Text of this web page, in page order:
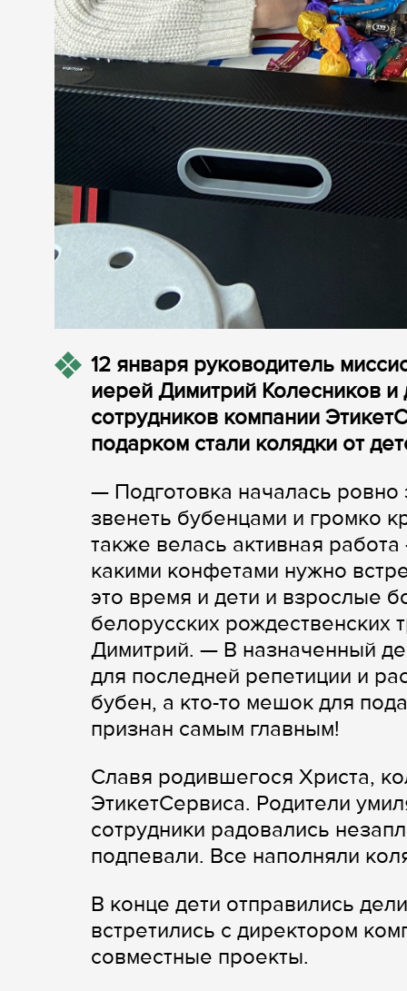
12 января руководитель
иерей Димитрий Колесников
сотрудников компании
подарком стали колядки от
— Подготовка началась ровно
звенеть бубенцами и громко
также велась активная
какими конфетами нужно
это время и дети и взрослые
белорусских рождественских
Димитрий. — В назначенный
для последней репетиции и
бубен, а кто-то мешок для
признан самым главным!
Славя родившегося Христа,
ЭтикетСервиса. Родители
сотрудники радовались
подпевали. Все наполняли
В конце дети отправились
встретились с директором
совместные проекты.